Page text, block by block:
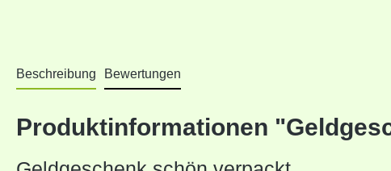
Beschreibung Bewertungen
Produktinformationen